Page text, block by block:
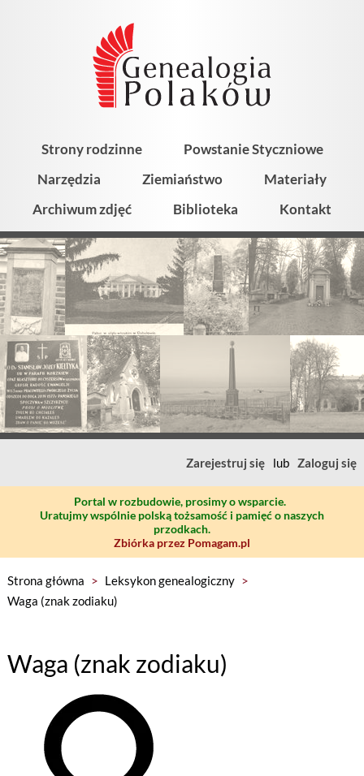
Strony rodzinne
Powstanie Styczniowe
Narzędzia
Ziemiaństwo
Materiały
Archiwum zdjęć
Biblioteka Kontakt
Zarejestruj się lub Zaloguj się
Portal w rozbudowie, prosimy o wsparcie.
Uratujmy wspólnie polską tożsamość i pamięć o naszych
przodkach.
Zbiórka przez Pomagam.pl
Strona główna > Leksykon genealogiczny >
Waga (znak zodiaku)
Waga (znak zodiaku)